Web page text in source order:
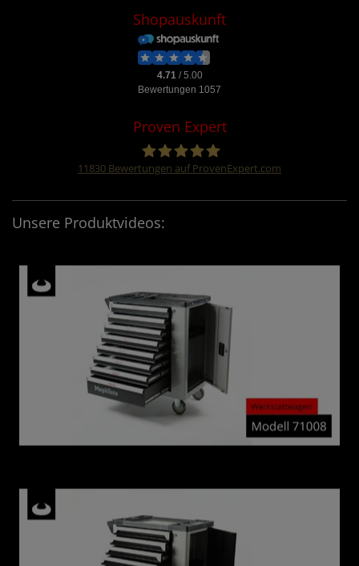
Shopauskunft
Proven Expert
Four &More GmbH
11830 Bewertungen auf ProvenExpert.com
Unsere Produktvideos: